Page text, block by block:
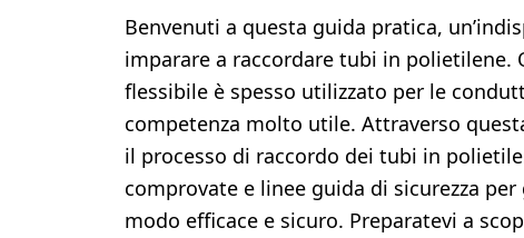
Benvenuti a questa guida pratica,
imparare a raccordare tubi in
flessibile è spesso utilizzato per le
competenza molto utile. Attraverso
il processo di raccordo dei tubi in
comprovate e linee guida di sicurezza
modo efficace e sicuro. Preparatevi a